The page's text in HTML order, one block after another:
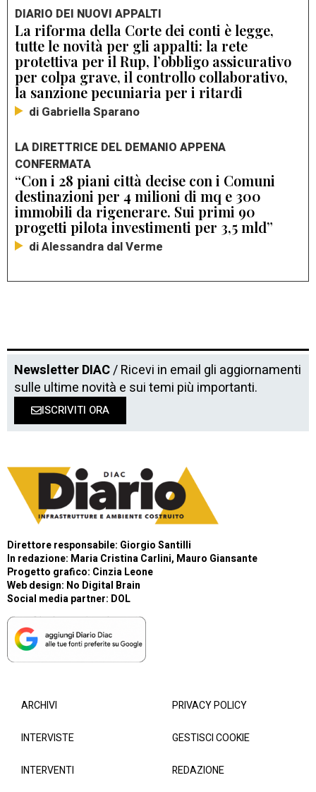
DIARIO DEI NUOVI APPALTI
La riforma della Corte dei conti è legge,
tutte le novità per gli appalti: la rete
protettiva per il Rup, l’obbligo assicurativo
per colpa grave, il controllo collaborativo,
la sanzione pecuniaria per i ritardi
di Gabriella Sparano
LA DIRETTRICE DEL DEMANIO APPENA
CONFERMATA
“Con i 28 piani città decise con i Comuni
destinazioni per 4 milioni di mq e 300
immobili da rigenerare. Sui primi 90
progetti pilota investimenti per 3,5 mld”
di Alessandra dal Verme
Newsletter DIAC/ Ricevi in email gli aggiornamenti
sulle ultime novità e sui temi più importanti.
ISCRIVITI ORA
Direttore responsabile: Giorgio Santilli
In redazione: Maria Cristina Carlini, Mauro Giansante
Progetto grafico: Cinzia Leone
Web design: No Digital Brain
Social media partner: DOL
ARCHIVI
INTERVISTE
INTERVENTI
PRIVACY POLICY
GESTISCI COOKIE
REDAZIONE